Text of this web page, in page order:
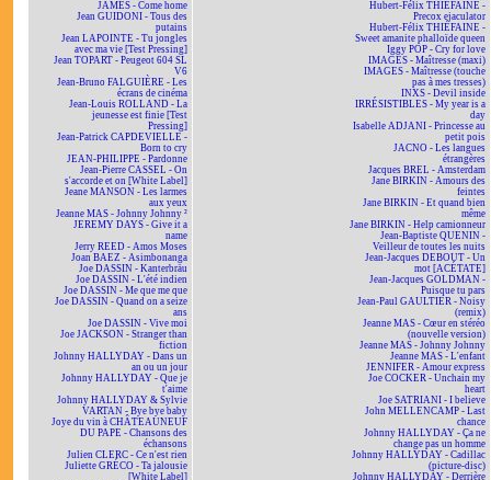
JAMES - Come home
Jean GUIDONI - Tous des
putains
Jean LAPOINTE - Tu jongles
avec ma vie [Test Pressing]
Jean TOPART - Peugeot 604 SL
V6
Jean-Bruno FALGUIÈRE - Les
écrans de cinéma
Jean-Louis ROLLAND - La
jeunesse est finie [Test
Pressing]
Jean-Patrick CAPDEVIELLE -
Born to cry
JEAN-PHILIPPE - Pardonne
Jean-Pierre CASSEL - On
s'accorde et on [White Label]
Jeane MANSON - Les larmes
aux yeux
Jeanne MAS - Johnny Johnny ²
JEREMY DAYS - Give it a
name
Jerry REED - Amos Moses
Joan BAEZ - Asimbonanga
Joe DASSIN - Kanterbräu
Joe DASSIN - L'été indien
Joe DASSIN - Me que me que
Joe DASSIN - Quand on a seize
ans
Joe DASSIN - Vive moi
Joe JACKSON - Stranger than
fiction
Johnny HALLYDAY - Dans un
an ou un jour
Johnny HALLYDAY - Que je
t'aime
Johnny HALLYDAY & Sylvie
VARTAN - Bye bye baby
Joye du vin à CHÂTEAUNEUF
DU PAPE - Chansons des
échansons
Julien CLERC - Ce n'est rien
Juliette GRÉCO - Ta jalousie
[White Label]
Hubert-Félix THIÉFAINE -
Precox ejaculator
Hubert-Félix THIÉFAINE -
Sweet amanite phalloïde queen
Iggy POP - Cry for love
IMAGES - Maîtresse (maxi)
IMAGES - Maîtresse (touche
pas à mes tresses)
INXS - Devil inside
IRRÉSISTIBLES - My year is a
day
Isabelle ADJANI - Princesse au
petit pois
JACNO - Les langues
étrangères
Jacques BREL - Amsterdam
Jane BIRKIN - Amours des
feintes
Jane BIRKIN - Et quand bien
même
Jane BIRKIN - Help camionneur
Jean-Baptiste QUENIN -
Veilleur de toutes les nuits
Jean-Jacques DEBOUT - Un
mot [ACÉTATE]
Jean-Jacques GOLDMAN -
Puisque tu pars
Jean-Paul GAULTIER - Noisy
(remix)
Jeanne MAS - Cœur en stéréo
(nouvelle version)
Jeanne MAS - Johnny Johnny
Jeanne MAS - L'enfant
JENNIFER - Amour express
Joe COCKER - Unchain my
heart
Joe SATRIANI - I believe
John MELLENCAMP - Last
chance
Johnny HALLYDAY - Ça ne
change pas un homme
Johnny HALLYDAY - Cadillac
(picture-disc)
Johnny HALLYDAY - Derrière